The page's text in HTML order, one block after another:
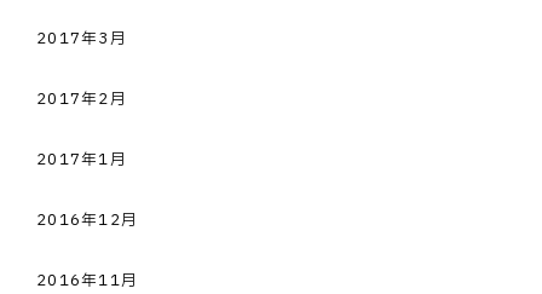
2017年3月
2017年2月
2017年1月
2016年12月
2016年11月